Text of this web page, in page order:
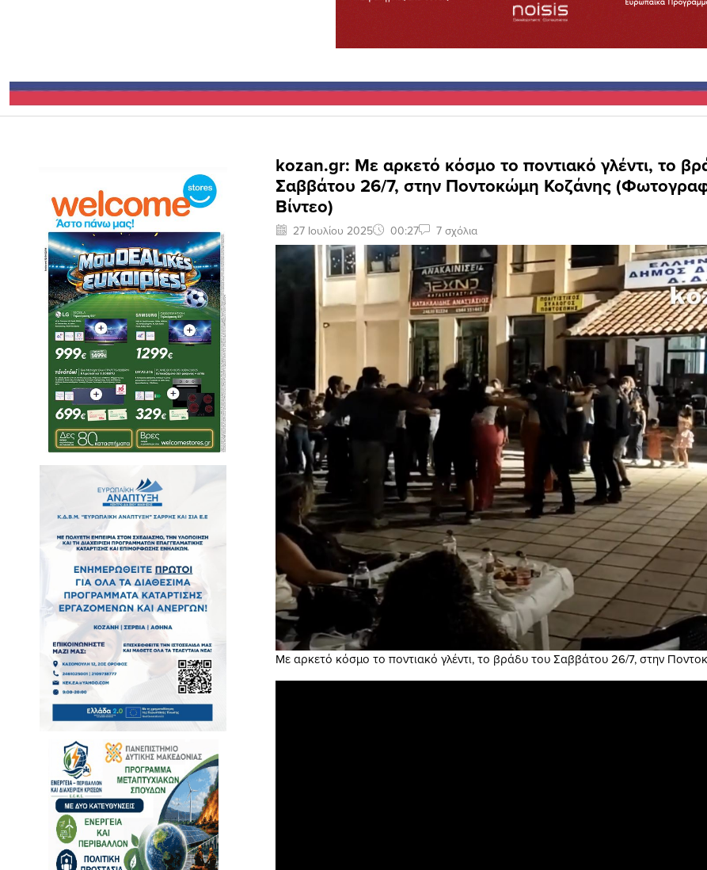
kozan.gr: Με αρκετό κόσμο το ποντιακό γλέντι, το
Σαββάτου 26/7, στην Ποντοκώμη Κοζάνης
Βίντεο)
27 Ιουλίου 2025 00:27 7 σχόλια
Με αρκετό κόσμο το ποντιακό γλέντι, το βράδυ του Σαββάτου 26/7, στην